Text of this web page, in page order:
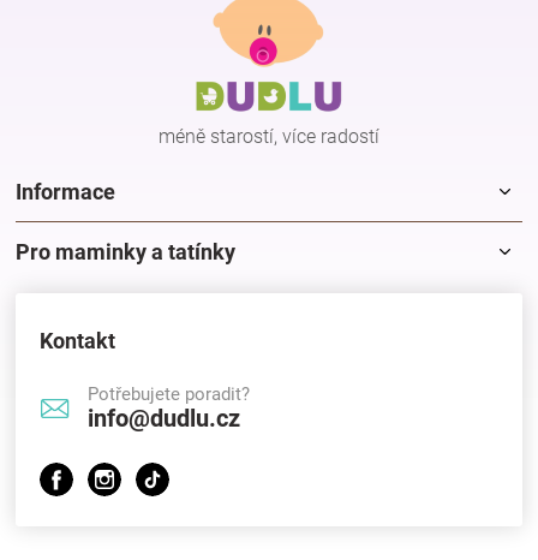
méně starostí, více radostí
Informace
Pro maminky a tatínky
Kontakt
Potřebujete poradit?
info@dudlu.cz